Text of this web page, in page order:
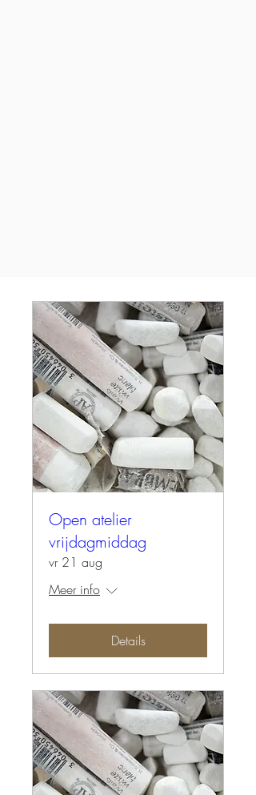
Open atelier
vrijdagmiddag
vr 21 aug
Meer info
Details